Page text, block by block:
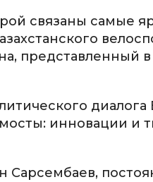
связаны самые
представленный
инновации и
Сарсембаев,